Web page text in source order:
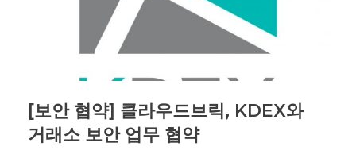
[보안 협약] 클라우드브릭, KDEX와
거래소 보안 업무 협약